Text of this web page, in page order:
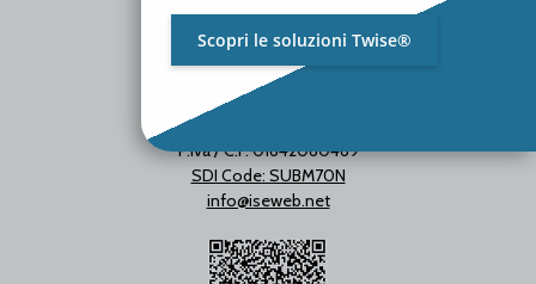
P.Iva / C.F. 01642060469
SDI Code: SUBM70N
info@iseweb.net
Scopri le soluzioni Twise®